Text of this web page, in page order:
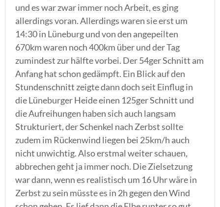
und es war zwar immer noch Arbeit, es ging
allerdings voran. Allerdings waren sie erst um
14:30 in Lüneburg und von den angepeilten
670km waren noch 400km über und der Tag
zumindest zur hälfte vorbei. Der 54ger Schnitt am
Anfang hat schon gedämpft. Ein Blick auf den
Stundenschnitt zeigte dann doch seit Einflug in
die Lüneburger Heide einen 125ger Schnitt und
die Aufreihungen haben sich auch langsam
Strukturiert, der Schenkel nach Zerbst sollte
zudem im Rückenwind liegen bei 25km/h auch
nicht unwichtig. Also erstmal weiter schauen,
abbrechen geht ja immer noch. Die Zielsetzung
war dann, wenn es realistisch um 16 Uhr wäre in
Zerbst zu sein müsste es in 2h gegen den Wind